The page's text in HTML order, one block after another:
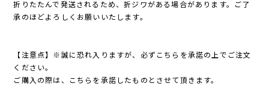
折りたたんで発送されるため、折ジワがある場合があります。ご了
承のほどよろしくお願いいたします。
【注意点】※誠に恐れ入りますが、必ずこちらを承諾の上でご注文
ください。
ご購入の際は、こちらを承諾したものとさせて頂きます。